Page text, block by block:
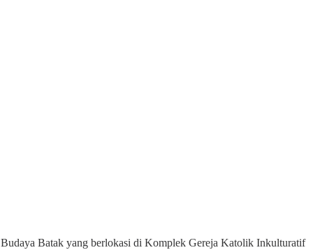
Batak yang berlokasi di Komplek Gereja Katolik Inkulturatif